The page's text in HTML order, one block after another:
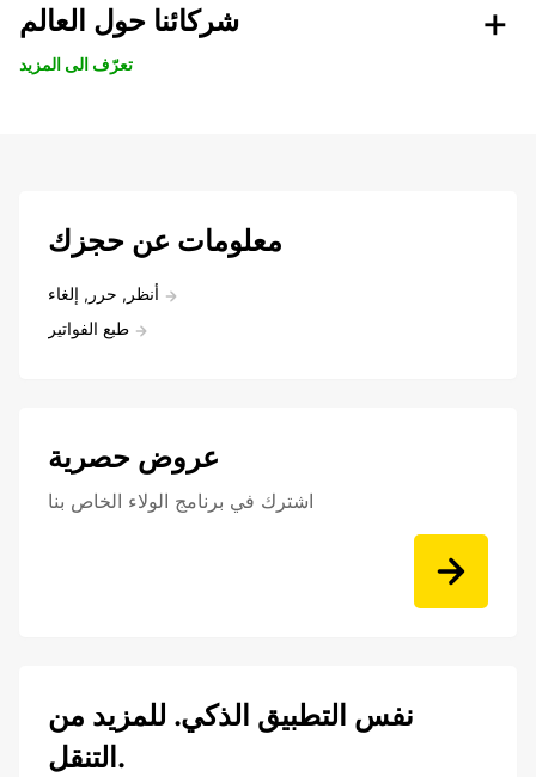
شركائنا حول العالم
تعرّف الى المزيد
معلومات عن حجزك
أنظر, حرر, إلغاء
طبع الفواتير
عروض حصرية
اشترك في برنامج الولاء الخاص بنا
نفس التطبيق الذكي. للمزيد من
التنقل.